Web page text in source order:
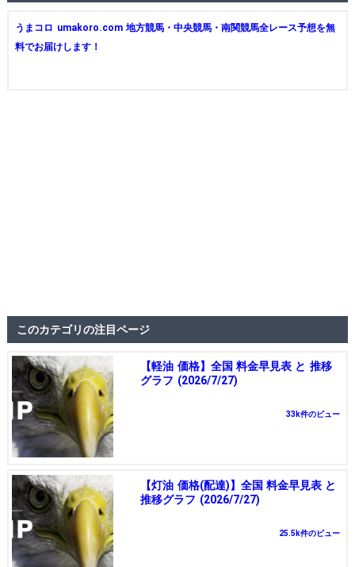
うまコロ umakoro.com 地方競馬・中央競馬・南関競馬全レース予想を無
料でお届けします！
このカテゴリの注目ページ
【軽油 価格】全国 料金早見表 と 推移
グラフ (2026/7/27)
33k件のビュー
【灯油 価格(配達)】全国 料金早見表 と
推移グラフ (2026/7/27)
25.5k件のビュー